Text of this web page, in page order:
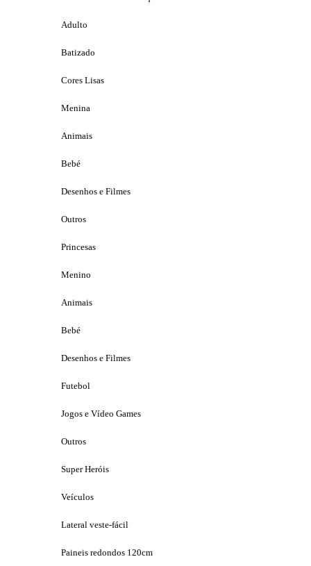
Adulto
Batizado
Cores Lisas
Menina
Animais
Bebé
Desenhos e Filmes
Outros
Princesas
Menino
Animais
Bebé
Desenhos e Filmes
Futebol
Jogos e Vídeo Games
Outros
Super Heróis
Veículos
Lateral veste-fácil
Paineis redondos 120cm